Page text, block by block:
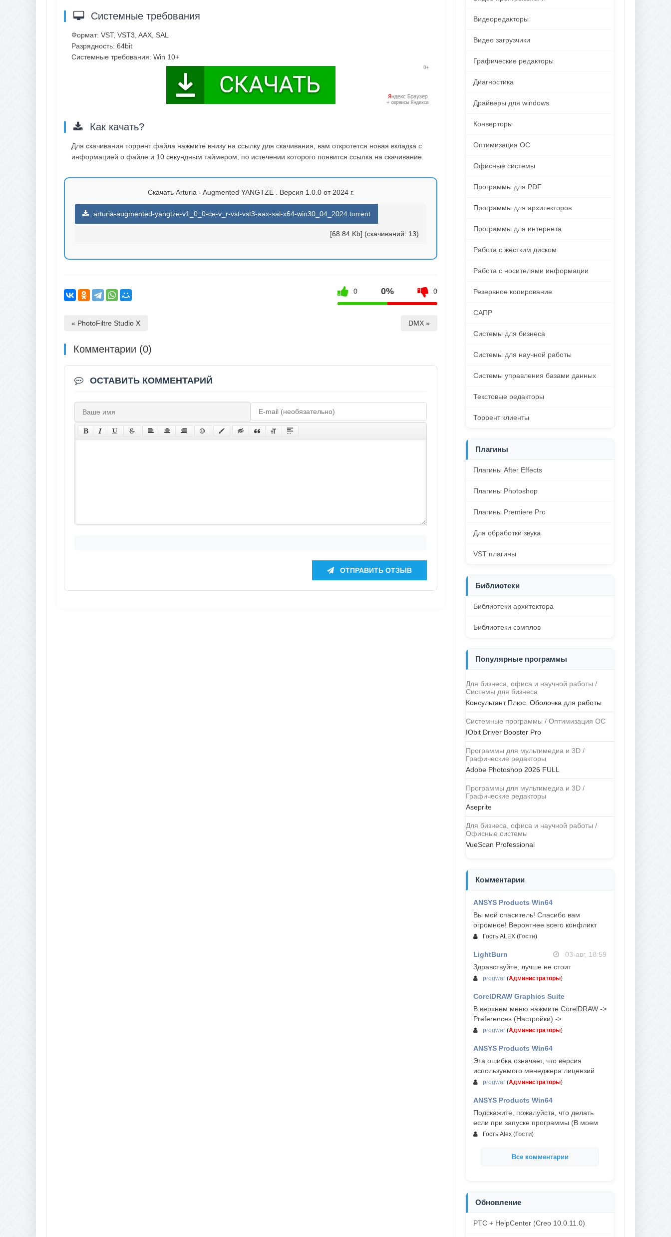
Системные требования
Формат: VST, VST3, AAX, SAL
Разрядность: 64bit
Системные требования: Win 10+
Как качать?
Для скачивания торрент файла нажмите внизу на ссылку для скачивания, вам откротется новая вкладка с
информацией о файле и 10 секундным таймером, по истечении которого появится ссылка на скачивание.
Скачать Arturia - Augmented YANGTZE . Версия 1.0.0 от 2024 г.
arturia-augmented-yangtze-v1_0_0-ce-v_r-vst-vst3-aax-sal-x64-win30_04_2024.torrent
[68.84 Kb] (cкачиваний: 13)
0 0% 0
« PhotoFiltre Studio X DMX »
Комментарии (0)
ОСТАВИТЬ КОММЕНТАРИЙ
ОТПРАВИТЬ ОТЗЫВ
Видеоредакторы
Видео загрузчики
Графические редакторы
Диагностика
Драйверы для windows
Конверторы
Оптимизация ОС
Офисные системы
Программы для PDF
Программы для архитекторов
Программы для интернета
Работа с жёстким диском
Работа с носителями информации
Резервное копирование
САПР
Системы для бизнеса
Системы для научной работы
Системы управления базами данных
Текстовые редакторы
Торрент клиенты
Плагины
Плагины After Effects
Плагины Photoshop
Плагины Premiere Pro
Для обработки звука
VST плагины
Библиотеки
Библиотеки архитектора
Библиотеки сэмплов
Популярные программы
Для бизнеса, офиса и научной работы /
Системы для бизнеса
Консультант Плюс. Оболочка для работы
Системные программы / Оптимизация ОС
IObit Driver Booster Pro
Программы для мультимедиа и 3D /
Графические редакторы
Adobe Photoshop 2026 FULL
Программы для мультимедиа и 3D /
Графические редакторы
Aseprite
Для бизнеса, офиса и научной работы /
Офисные системы
VueScan Professional
Комментарии
ANSYS Products Win64
Вы мой спаситель! Спасибо вам
огромное! Вероятнее всего конфликт
Гость ALEX (Гости)
LightBurn
03-авг, 18:59
Здравствуйте, лучше не стоит
progwar (Администраторы)
CorelDRAW Graphics Suite
03-авг, 18:58
В верхнем меню нажмите CorelDRAW ->
Preferences (Настройки) ->
progwar (Администраторы)
ANSYS Products Win64
Эта ошибка означает, что версия
используемого менеджера лицензий
progwar (Администраторы)
ANSYS Products Win64
Подскажите, пожалуйста, что делать
если при запуске программы (В моем
Гость Alex (Гости)
Все комментарии
Обновление
PTC + HelpCenter (Creo 10.0.11.0)